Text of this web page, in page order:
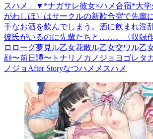
スハメ」▼*ナガサレ彼女×ハメ合宿*大学
がわしほ）はサークルの新歓合宿で先輩
手なお酒を飲んでしまう。酒に飲まれ淫
彼氏がいるのに先輩たちと……。〈収録
ロローグ夢見ル乙女花散ル乙女交ワル乙
顔〜前日譚〜トナリノカノジョヨゴレタ
ノジョAfter Storyなつハメメスハメ